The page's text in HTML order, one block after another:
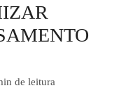
de leitura